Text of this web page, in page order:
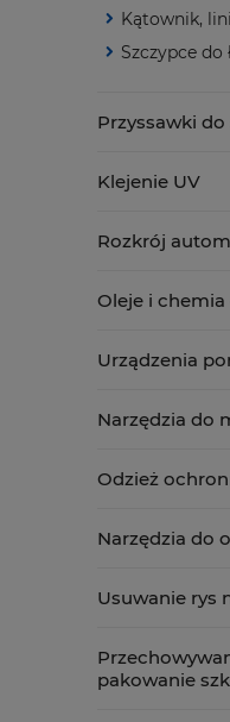
Kątownik,
Szczypce do
Przyssawki do
Klejenie UV
Rozkrój
Oleje i chemia
Urządzenia
Narzędzia do
Odzież
Narzędzia do
Usuwanie rys
pakowanie